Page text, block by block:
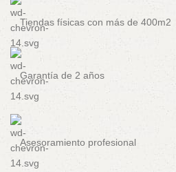
Tiendas físicas con más de 400m2
Garantía de 2 años
Asesoramiento profesional